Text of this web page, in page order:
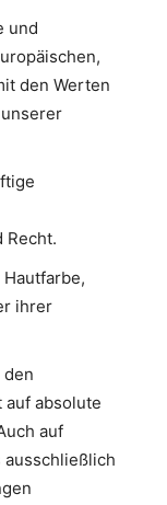
und
den Werten
Recht.
ihrer
absolute
auf